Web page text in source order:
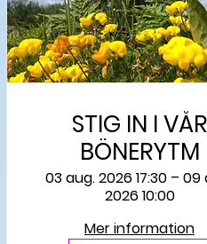
STIG IN I VÅR
BÖNERYTM
03 aug. 2026 17:30 – 09
2026 10:00
Mer information